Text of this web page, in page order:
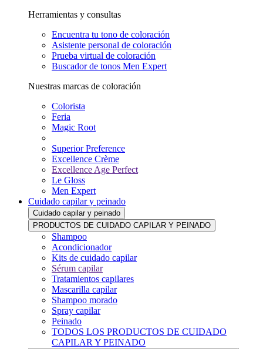
Herramientas y consultas
Encuentra tu tono de coloración
Asistente personal de coloración
Prueba virtual de coloración
Buscador de tonos Men Expert
Nuestras marcas de coloración
Colorista
Feria
Magic Root
Superior Preference
Excellence Crème
Excellence Age Perfect
Le Gloss
Men Expert
Cuidado capilar y peinado
Cuidado capilar y peinado
PRODUCTOS DE CUIDADO CAPILAR Y PEINADO
Shampoo
Acondicionador
Kits de cuidado capilar
Sérum capilar
Tratamientos capilares
Mascarilla capilar
Shampoo morado
Spray capilar
Peinado
TODOS LOS PRODUCTOS DE CUIDADO
CAPILAR Y PEINADO